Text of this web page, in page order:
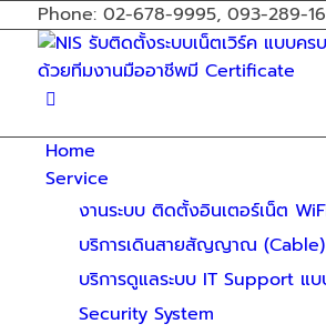
Phone: 02-678-9995, 093-289-
Home
Service
งานระบบ ติดตั้งอินเตอร์เน็ต
บริการเดินสายสัญญาณ (Cable)
บริการดูแลระบบ IT Support แ
Security System